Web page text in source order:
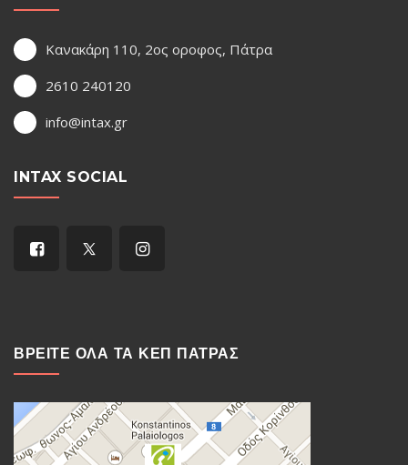
Κανακάρη 110, 2ος οροφος, Πάτρα
2610 240120
info@intax.gr
INTAX SOCIAL
ΒΡΕΙΤΕ ΟΛΑ ΤΑ ΚΕΠ ΠΑΤΡΑΣ